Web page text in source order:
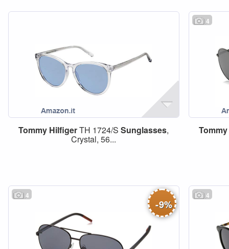
Tommy HilfigerTH 1724/SSunglasses,
Crystal, 56...
4
Tommy
4
-9%
4